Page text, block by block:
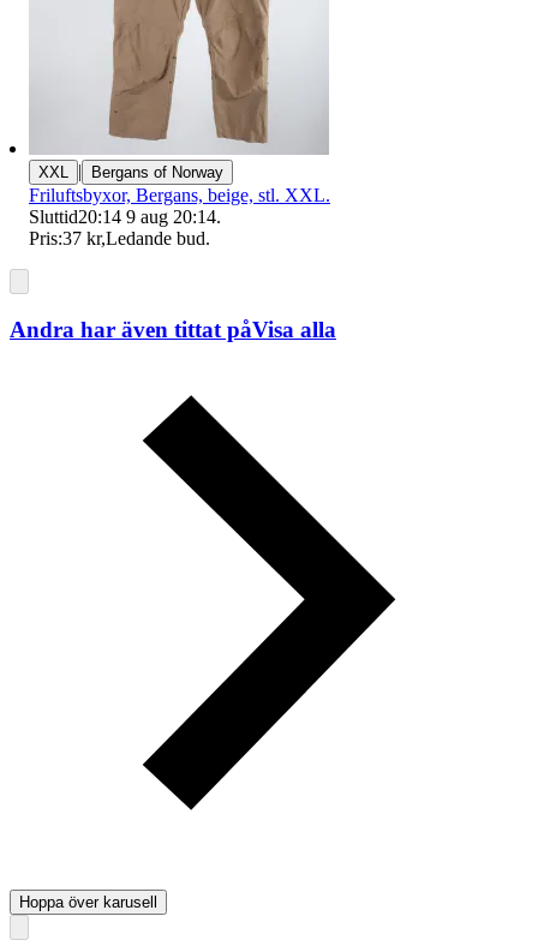
XXL | Bergans of Norway
Friluftsbyxor, Bergans, beige, stl. XXL.
Sluttid20:14 9 aug 20:14.
Pris:37 kr,Ledande bud.
Andra har även tittat påVisa alla
Hoppa över karusell